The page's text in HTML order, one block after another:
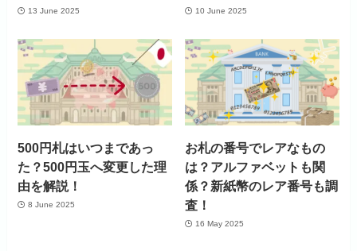
13 June 2025 10 June 2025
500円札はいつまであっ
た？500円玉へ変更した理
由を解説！
8 June 2025
お札の番号でレアなもの
は？アルファベットも関
係？新紙幣のレア番号も調
査！
16 May 2025